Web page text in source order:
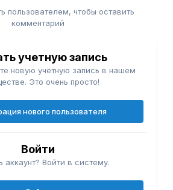
пользователем, чтобы оставить
комментарий
учетную запись
новую учётную запись в нашем
Это очень просто!
нового пользователя
Войти
аккаунт? Войти в систему.